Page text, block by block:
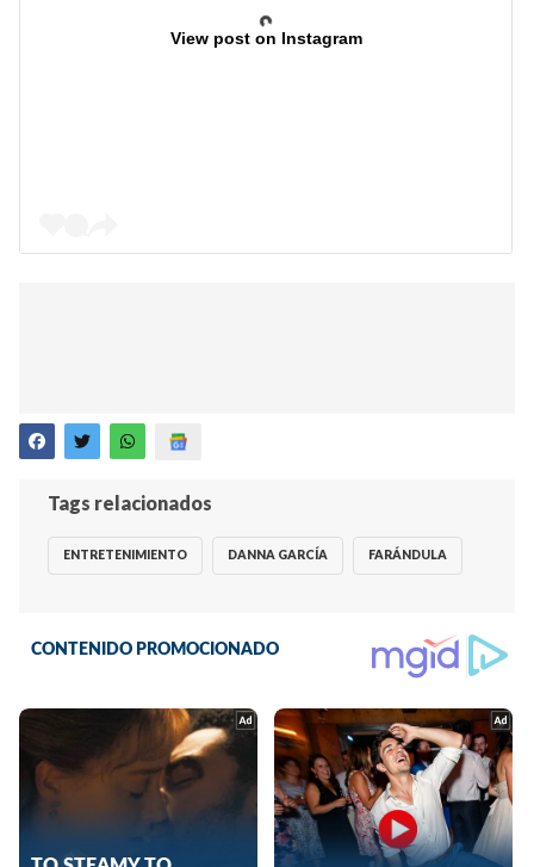
View post on Instagram
Tags relacionados
ENTRETENIMIENTO DANNA GARCÍA FARÁNDULA